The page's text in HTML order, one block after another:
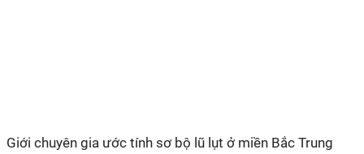
Giới chuyên gia ước tính sơ bộ lũ lụt ở miền Bắc Trung